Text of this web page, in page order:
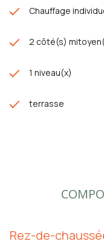
Chauffage
2 côté(s)
1 niveau(x)
terrasse
Rez-de-